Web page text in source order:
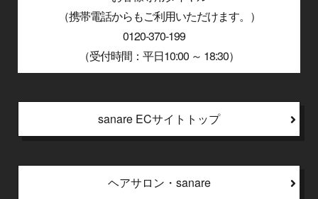
（携帯電話からもご利用いただけます。）
0120-370-199
（受付時間：平日10:00 ～ 18:30）
sanare ECサイトトップ
ヘアサロン・sanare